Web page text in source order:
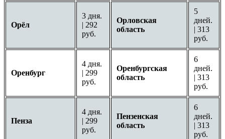
Орёл
3 дня.
| 292
руб.
Орловская
область
5
дней.
| 313
руб.
Оренбург
4 дня.
| 299
руб.
Оренбургская
область
6
дней.
| 313
руб.
Пенза
4 дня.
| 299
руб.
Пензенская
область
6
дней.
| 313
руб.